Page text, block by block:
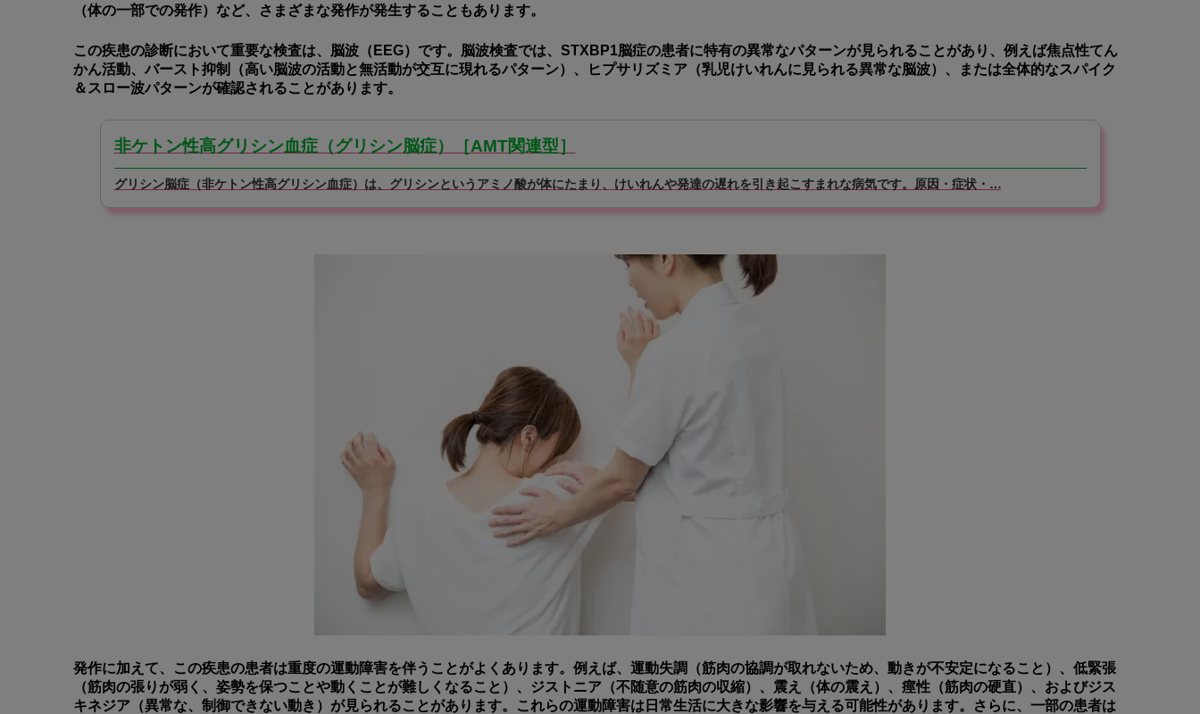
（体の一部での発作）など、さまざまな発作が発生することもあります。
この疾患の診断において重要な検査は、脳波（EEG）です。脳波検査では、STXBP1脳症の患者に特有の異常なパターンが見られることがあり、例えば焦点性てん
かん活動、バースト抑制（高い脳波の活動と無活動が交互に現れるパターン）、ヒプサリズミア（乳児けいれんに見られる異常な脳波）、または全体的なスパイク
＆スロー波パターンが確認されることがあります。
非ケトン性高グリシン血症（グリシン脳症）［AMT関連型］
グリシン脳症（非ケトン性高グリシン血症）は、グリシンというアミノ酸が体にたまり、けいれんや発達の遅れを引き起こすまれな病気です。原因・症状・…
発作に加えて、この疾患の患者は重度の運動障害を伴うことがよくあります。例えば、運動失調（筋肉の協調が取れないため、動きが不安定になること）、低緊張
（筋肉の張りが弱く、姿勢を保つことや動くことが難しくなること）、ジストニア（不随意の筋肉の収縮）、震え（体の震え）、痙性（筋肉の硬直）、およびジス
キネジア（異常な、制御できない動き）が見られることがあります。これらの運動障害は日常生活に大きな影響を与える可能性があります。さらに、一部の患者は